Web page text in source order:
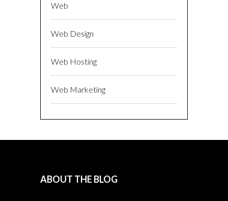
Web
Web Design
Web Hosting
Web Marketing
ABOUT THE BLOG